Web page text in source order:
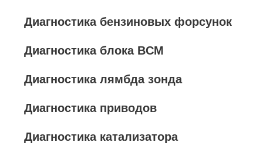
Диагностика бензиновых форсунок
Диагностика блока BCM
Диагностика лямбда зонда
Диагностика приводов
Диагностика катализатора